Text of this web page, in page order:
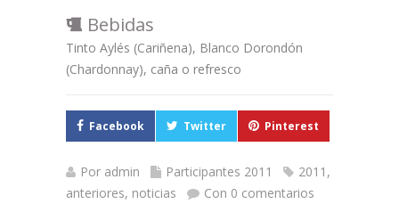
Bebidas
Tinto Aylés (Cariñena), Blanco Dorondón
(Chardonnay), caña o refresco
Facebook Twitter Pinterest
Por admin Participantes 2011 2011 ,
anteriores, noticias
Con 0 comentarios